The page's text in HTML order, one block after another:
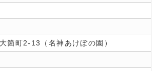
箇町2-13（名神あけぼの園）